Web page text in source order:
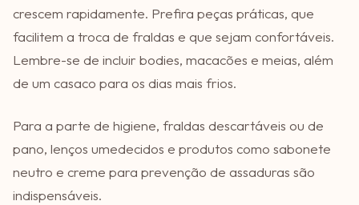
crescem rapidamente. Prefira peças práticas, que
facilitem a troca de fraldas e que sejam confortáveis.
Lembre-se de incluir bodies, macacões e meias, além
de um casaco para os dias mais frios.
Para a parte de higiene, fraldas descartáveis ou de
pano, lenços umedecidos e produtos como sabonete
neutro e creme para prevenção de assaduras são
indispensáveis.